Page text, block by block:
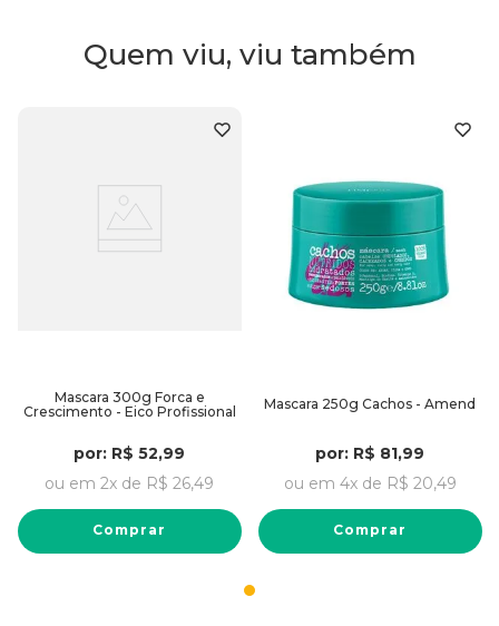
Quem viu, viu também
Mascara 300g Forca e
Crescimento - Eico Profissional
por: R$ 52,99
ou em 2x de R$ 26,49
Comprar
Mascara 250g Cachos - Amend
por: R$ 81,99
ou em 4x de R$ 20,49
Comprar